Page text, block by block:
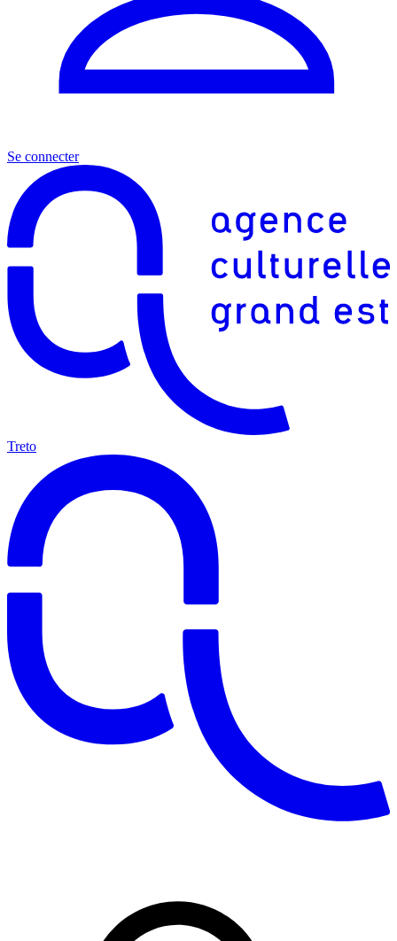
Se connecter
Treto